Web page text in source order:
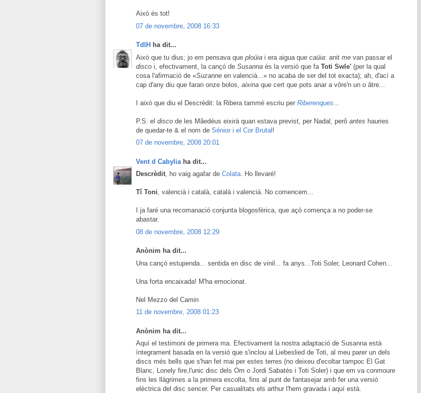
Això és tot!
07 de novembre, 2008 16:33
TdlH ha dit...
Això que tu dius; jo em pensava que ploüia i era aigua que caüia: anit me van passar el
disco i, efectivament, la cançó de Susanna és la versió que fa Toti Swle' (per la qual
cosa l'afirmació de «Suzanne en valencià...» no acaba de ser del tot exacta); ah, d'ací a
cap d'any diu que faran onze bolos, aixina que cert que pots anar a vôre'n un o âtre...
I això que diu el Descrèdit: la Ribera tammé escriu per Riberenques
P.S: el disco de les Mãedéus eixirà quan estava previst, per Nadal, perô antes hauries
de quedar-te & el nom de Sénior i el Cor Brutal!
07 de novembre, 2008 20:01
Vent d Cabylia ha dit...
Descrèdit, ho vaig agafar de Colata. Ho llevaré!
Tî Toni, valencià i català, català i valencià. No comencem...
I ja faré una recomanació conjunta blogosfèrica, que açò comença a no poder-se
abastar.
08 de novembre, 2008 12:29
Anònim ha dit...
Una cançó estupenda... sentida en disc de vinil... fa anys...Toti Soler, Leonard Cohen...
Una forta encaixada! M'ha emocionat.
Nel Mezzo del Camin
11 de novembre, 2008 01:23
Anònim ha dit...
Aquí el testimoni de primera ma. Efectivament la nostra adaptació de Susanna està
íntegrament basada en la versió que s'inclou al Liebeslied de Toti, al meu parer un dels
discs més bells que s'han fet mai per estes terres (no deixeu d'ecoltar tampoc El Gat
Blanc, Lonely fire,l'unic disc dels Om o Jordi Sabatés i Toti Soler) i que em va conmoure
fins les llàgrimes a la primera escolta, fins al punt de fantasejar amb fer una versió
elèctrica del disc sencer. Per casualitats els arthur l'hem gravada i aquí està.